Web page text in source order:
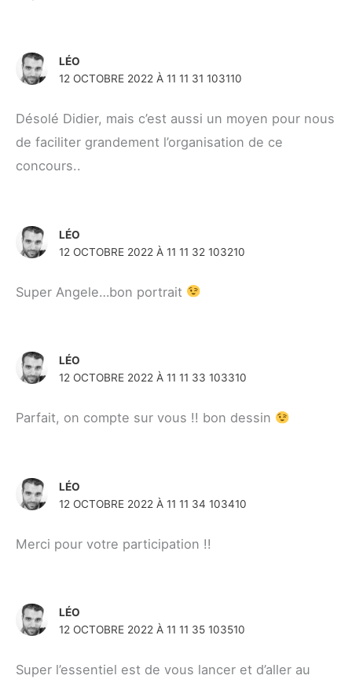
LÉO
12 OCTOBRE 2022 À 11 11 31 103110
Désolé Didier, mais c’est aussi un moyen pour nous
de faciliter grandement l’organisation de ce
concours..
LÉO
12 OCTOBRE 2022 À 11 11 32 103210
Super Angele…bon portrait
LÉO
12 OCTOBRE 2022 À 11 11 33 103310
Parfait, on compte sur vous !! bon dessin
LÉO
12 OCTOBRE 2022 À 11 11 34 103410
Merci pour votre participation !!
LÉO
12 OCTOBRE 2022 À 11 11 35 103510
Super l’essentiel est de vous lancer et d’aller au